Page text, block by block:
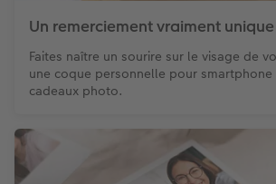
Un remerciement vraiment unique
Faites naître un sourire sur le visage de
une coque personnelle pour smartphone
cadeaux photo.